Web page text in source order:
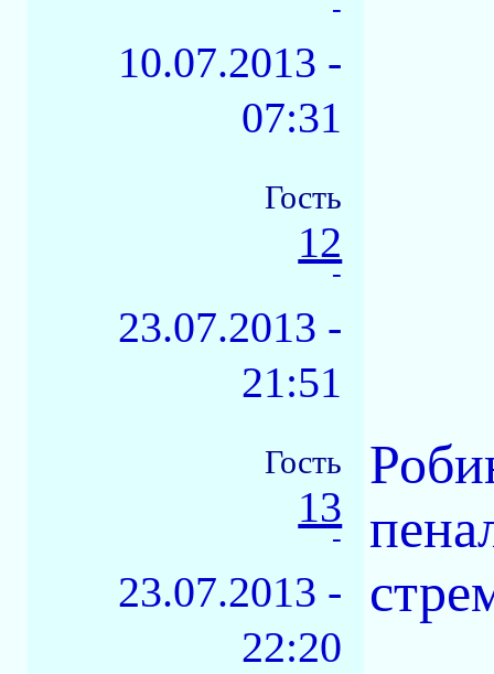
-
10.07.2013 -
07:31
Гость
12
-
23.07.2013 -
21:51
Гость
13
-
23.07.2013 -
22:20